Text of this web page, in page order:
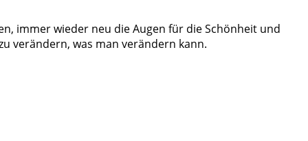
immer wieder neu die Augen für die Schönheit und
verändern, was man verändern kann.